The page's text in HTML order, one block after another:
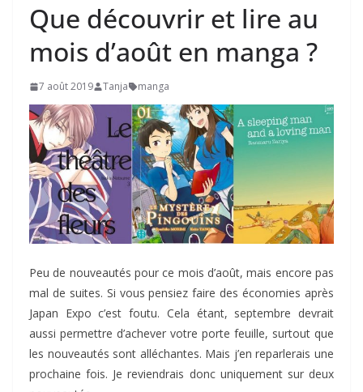
Que découvrir et lire au
mois d’août en manga ?
7 août 2019 Tanja manga
Peu de nouveautés pour ce mois d’août, mais encore pas
mal de suites. Si vous pensiez faire des économies après
Japan Expo c’est foutu. Cela étant, septembre devrait
aussi permettre d’achever votre porte feuille, surtout que
les nouveautés sont alléchantes. Mais j’en reparlerais une
prochaine fois. Je reviendrais donc uniquement sur deux